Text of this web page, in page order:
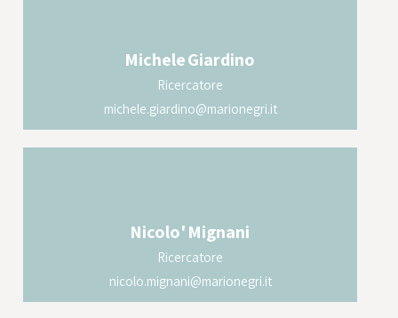
MicheleGiardino
Ricercatore
michele.giardino@marionegri.it
Nicolo'Mignani
Ricercatore
nicolo.mignani@marionegri.it